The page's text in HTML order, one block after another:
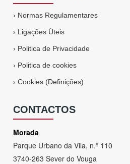
› Normas Regulamentares
› Ligações Úteis
› Politica de Privacidade
› Politica de cookies
›Cookies (Definições)
CONTACTOS
Morada
Parque Urbano da Vila, n.º 110
3740-263 Sever do Vouga